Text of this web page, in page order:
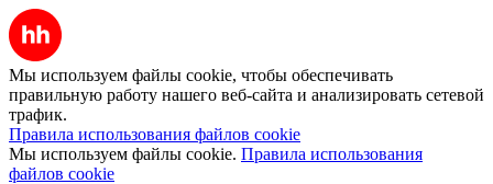
Мы используем файлы cookie, чтобы обеспечивать
правильную работу нашего веб-сайта и анализировать сетевой
трафик.
Правила использования файлов cookie
Мы используем файлы cookie. Правила использования
файлов cookie